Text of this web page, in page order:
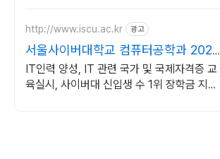
http://www.iscu.ac.kr 광고
서울사이버대학교 컴퓨터공학과 2026
가을학기 신편입생
IT인력 양성, IT 관련 국가 및 국제자격증 교
육실시, 사이버대 신입생 수 1위 장학금 지급